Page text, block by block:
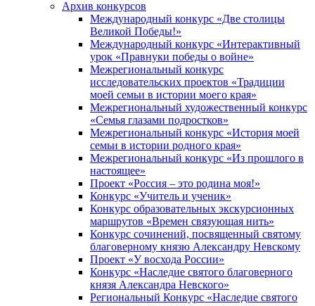
Архив конкурсов
Международный конкурс «Две столицы
Великой Победы!»
Международный конкурс «Интерактивный
урок «Правнуки победы о войне»
Межрегиональный конкурс
исследовательских проектов «Традиции
моей семьи в истории моего края»
Межрегиональный художественный конкурс
«Семья глазами подростков»
Межрегиональный конкурс «История моей
семьи в истории родного края»
Межрегиональный конкурс «Из прошлого в
настоящее»
Проект «Россия – это родина моя!»
Конкурс «Учитель и ученик»
Конкурс образовательных экскурсионных
маршрутов «Времен связующая нить»
Конкурс сочинений, посвященный святому
благоверному князю Александру Невскому
Проект «У восхода России»
Конкурс «Наследие святого благоверного
князя Александра Невского»
Региональный Конкурс «Наследие святого